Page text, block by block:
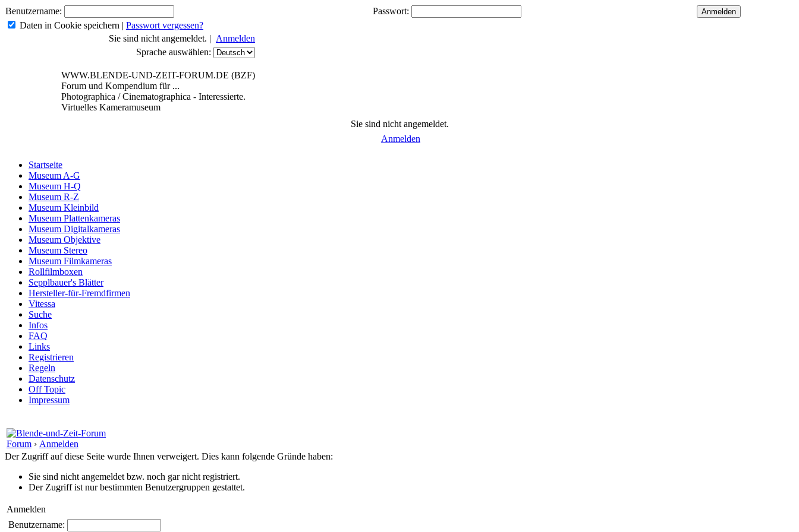
Benutzername:
Passwort:
Daten in Cookie speichern | Passwort vergessen?
Sie sind nicht angemeldet. | Anmelden
Sprache auswählen:
WWW.BLENDE-UND-ZEIT-FORUM.DE (BZF)
Forum und Kompendium für ...
Photographica / Cinematographica - Interessierte.
Virtuelles Kameramuseum
Sie sind nicht angemeldet.
Anmelden
Startseite
Museum A-G
Museum H-Q
Museum R-Z
Museum Kleinbild
Museum Plattenkameras
Museum Digitalkameras
Museum Objektive
Museum Stereo
Museum Filmkameras
Rollfilmboxen
Sepplbauer's Blätter
Hersteller-für-Fremdfirmen
Vitessa
Suche
Infos
FAQ
Links
Registrieren
Regeln
Datenschutz
Off Topic
Impressum
Forum › Anmelden
Der Zugriff auf diese Seite wurde Ihnen verweigert. Dies kann folgende Gründe haben:
Sie sind nicht angemeldet bzw. noch gar nicht registriert.
Der Zugriff ist nur bestimmten Benutzergruppen gestattet.
Anmelden
Benutzername: